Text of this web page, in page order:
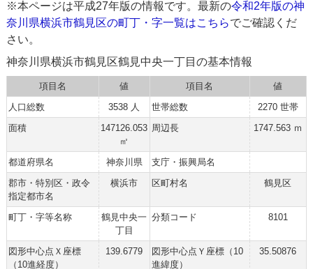
※本ページは平成27年版の情報です。最新の令和2年版の神
奈川県横浜市鶴見区の町丁・字一覧はこちらでご確認くだ
さい。
神奈川県横浜市鶴見区鶴見中央一丁目の基本情報
項目名 値 項目名
値
人口総数
3538 人 世帯総数
2270 世帯
面積
147126.053
㎡
周辺長 1747.563 ｍ
都道府県名 神奈川県
支庁・振興局名
郡市・特別区・政令
指定都市名
横浜市 区町村名 鶴見区
町丁・字等名称
鶴見中央一
丁目
分類コード 8101
図形中心点Ｘ座標
（10進経度）
139.6779
図形中心点Ｙ座標（10
進緯度）
35.50876